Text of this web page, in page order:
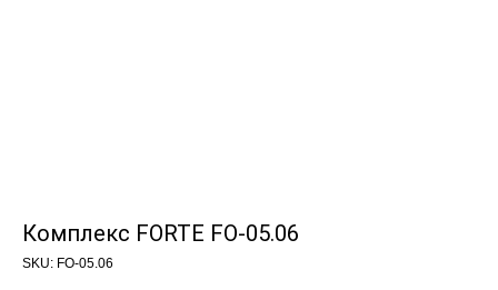
Комплекс FORTE FO-05.06
SKU: FO-05.06